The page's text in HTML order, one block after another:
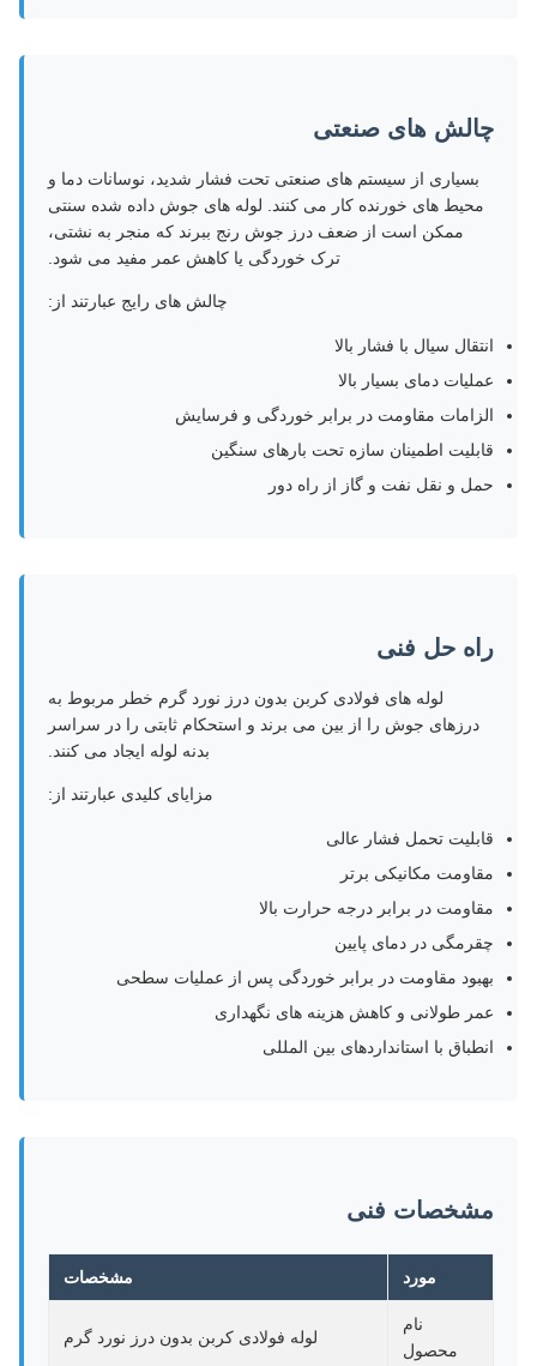
چالش های صنعتی
بسیاری از سیستم های صنعتی تحت فشار شدید، نوسانات دما و
محیط های خورنده کار می کنند. لوله های جوش داده شده سنتی
ممکن است از ضعف درز جوش رنج ببرند که منجر به نشتی،
ترک خوردگی یا کاهش عمر مفید می شود.
چالش های رایج عبارتند از:
انتقال سیال با فشار بالا
عملیات دمای بسیار بالا
الزامات مقاومت در برابر خوردگی و فرسایش
قابلیت اطمینان سازه تحت بارهای سنگین
حمل و نقل نفت و گاز از راه دور
راه حل فنی
لوله های فولادی کربن بدون درز نورد گرم خطر مربوط به
درزهای جوش را از بین می برند و استحکام ثابتی را در سراسر
بدنه لوله ایجاد می کنند.
مزایای کلیدی عبارتند از:
قابلیت تحمل فشار عالی
مقاومت مکانیکی برتر
مقاومت در برابر درجه حرارت بالا
چقرمگی در دمای پایین
بهبود مقاومت در برابر خوردگی پس از عملیات سطحی
عمر طولانی و کاهش هزینه های نگهداری
انطباق با استانداردهای بین المللی
مشخصات فنی
مشخصات
محصول
لوله فولادی کربن بدون درز نورد گرم